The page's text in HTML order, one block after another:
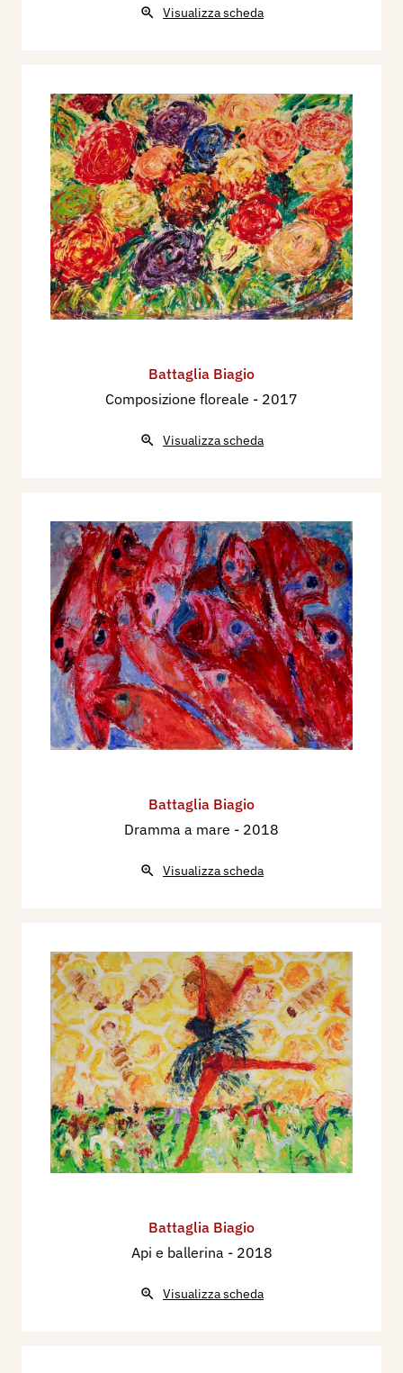
Visualizza scheda
Battaglia Biagio
Composizione floreale - 2017
Visualizza scheda
Battaglia Biagio
Dramma a mare - 2018
Visualizza scheda
Battaglia Biagio
Api e ballerina - 2018
Visualizza scheda